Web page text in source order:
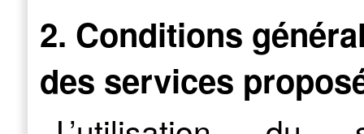
2. Conditions
des services